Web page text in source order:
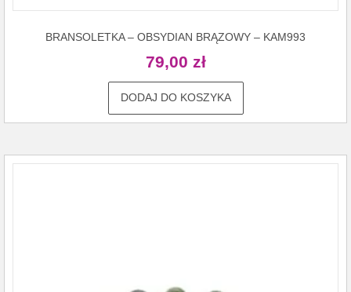
BRANSOLETKA – OBSYDIAN BRĄZOWY – KAM993
79,00 zł
DODAJ DO KOSZYKA